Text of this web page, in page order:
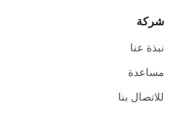
شركة
نبذة عنا
مساعدة
للاتصال بنا